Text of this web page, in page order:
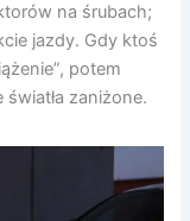
na śrubach;
jazdy. Gdy ktoś
potem
zaniżone.